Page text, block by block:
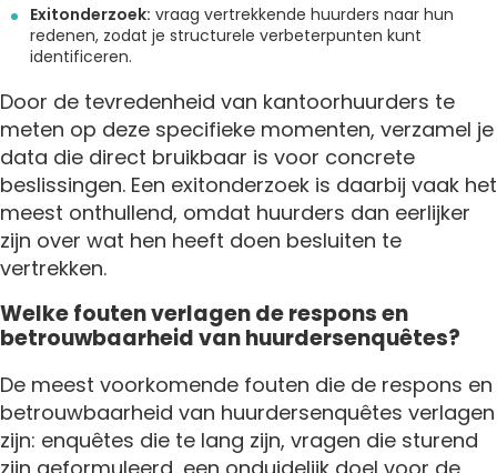
Exitonderzoek: vraag vertrekkende huurders naar hun
redenen, zodat je structurele verbeterpunten kunt
identificeren.
Door de tevredenheid van kantoorhuurders te
meten op deze specifieke momenten, verzamel je
data die direct bruikbaar is voor concrete
beslissingen. Een exitonderzoek is daarbij vaak het
meest onthullend, omdat huurders dan eerlijker
zijn over wat hen heeft doen besluiten te
vertrekken.
Welke fouten verlagen de respons en
betrouwbaarheid van huurdersenquêtes?
De meest voorkomende fouten die de respons en
betrouwbaarheid van huurdersenquêtes verlagen
zijn: enquêtes die te lang zijn, vragen die sturend